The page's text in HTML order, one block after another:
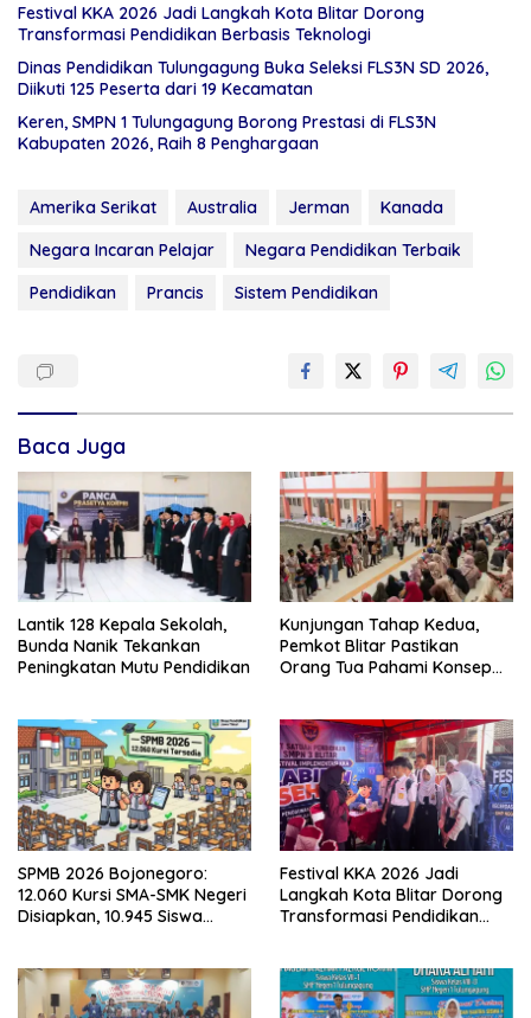
Festival KKA 2026 Jadi Langkah Kota Blitar Dorong
Transformasi Pendidikan Berbasis Teknologi
Dinas Pendidikan Tulungagung Buka Seleksi FLS3N SD 2026,
Diikuti 125 Peserta dari 19 Kecamatan
Keren, SMPN 1 Tulungagung Borong Prestasi di FLS3N
Kabupaten 2026, Raih 8 Penghargaan
Amerika Serikat Australia Jerman
Kanada
Negara Incaran Pelajar
Negara Pendidikan Terbaik
Pendidikan
Prancis Sistem Pendidikan
Baca Juga
Lantik 128 Kepala Sekolah,
Bunda Nanik Tekankan
Peningkatan Mutu Pendidikan
Kunjungan Tahap Kedua,
Pemkot Blitar Pastikan
Orang Tua Pahami Konsep
SPMB 2026 Bojonegoro:
12.060 Kursi SMA-SMK Negeri
Disiapkan, 10.945 Siswa
Festival KKA 2026 Jadi
Langkah Kota Blitar Dorong
Transformasi Pendidikan